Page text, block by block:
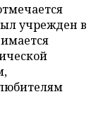
учрежден в